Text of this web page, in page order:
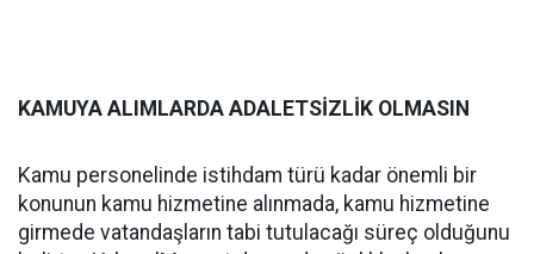
KAMUYA ALIMLARDA ADALETSİZLİK OLMASIN
Kamu personelinde istihdam türü kadar önemli bir
konunun kamu hizmetine alınmada, kamu hizmetine
girmede vatandaşların tabi tutulacağı süreç olduğunu